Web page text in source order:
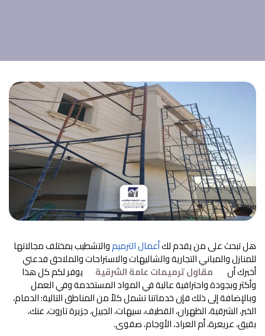
هل تبحث على من يقدم لكأعمال الترميموالتشطيب بمختلف مجالاتها
للمنازل والمباني التجارية والشاليهات والاستراحات والملاحق فدعني
أخبرك أن مقاول ترميمات عامة الشرقية يوفر لكم كل هذا
وأكثر وبجودة واحترافية عالية في المواد المستخدمة وفي العمل
وبالإضافة إلى ذلك فإن خدماتنا تشمل كلاً من المناطق التالية: الدمام،
الخبر، الشرقية، الظهران، القطيف، سيهات، الجبيل، جزيرة تاروت، عنك،
بقيق، عريعرة، أم العراد، الأوجام، صفوى.